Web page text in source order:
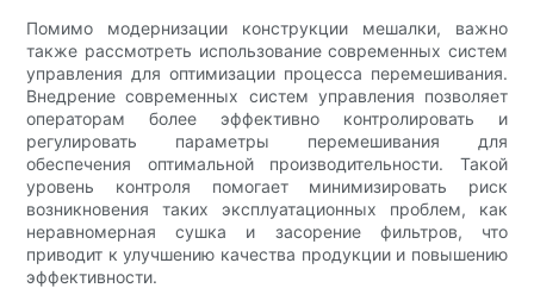
Помимо модернизации конструкции мешалки, важно
также рассмотреть использование современных систем
управления для оптимизации процесса перемешивания.
Внедрение современных систем управления позволяет
операторам более эффективно контролировать и
регулировать параметры перемешивания для
обеспечения оптимальной производительности. Такой
уровень контроля помогает минимизировать риск
возникновения таких эксплуатационных проблем, как
неравномерная сушка и засорение фильтров, что
приводит к улучшению качества продукции и повышению
эффективности.